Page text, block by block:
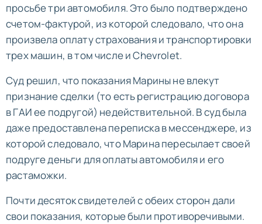
просьбе три автомобиля. Это было подтверждено
счетом-фактурой, из которой следовало, что она
произвела оплату страхования и транспортировки
трех машин, в том числе и Chevrolet.
Суд решил, что показания Марины не влекут
признание сделки (то есть регистрацию договора
в ГАИ ее подругой) недействительной. В суд была
даже предоставлена переписка в мессенджере, из
которой следовало, что Марина пересылает своей
подруге деньги для оплаты автомобиля и его
растаможки.
Почти десяток свидетелей с обеих сторон дали
свои показания, которые были противоречивыми.